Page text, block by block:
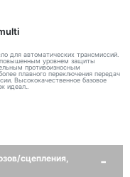
для автоматических трансмиссий.
уровнем защиты
противоизносным
плавного переключения передач
Высококачественное базовое
идеал..
сцепления,